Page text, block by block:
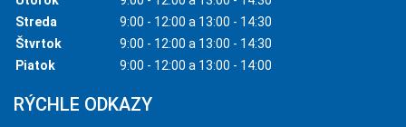
Streda
9:00 - 12:00 a 13:00 - 14:30
Štvrtok
9:00 - 12:00 a 13:00 - 14:30
Piatok
9:00 - 12:00 a 13:00 - 14:00
RÝCHLE ODKAZY